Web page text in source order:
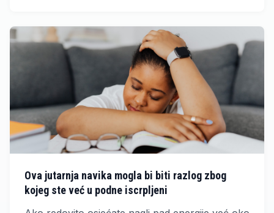
Ova jutarnja navika mogla bi biti razlog zbog
kojeg ste već u podne iscrpljeni